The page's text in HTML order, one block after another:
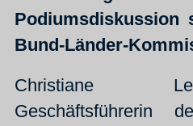
Podiumsdiskussion
Bund-Länder-
Christiane
Geschäftsführerin